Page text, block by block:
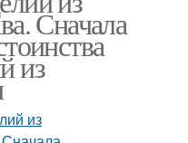
Сначала
из